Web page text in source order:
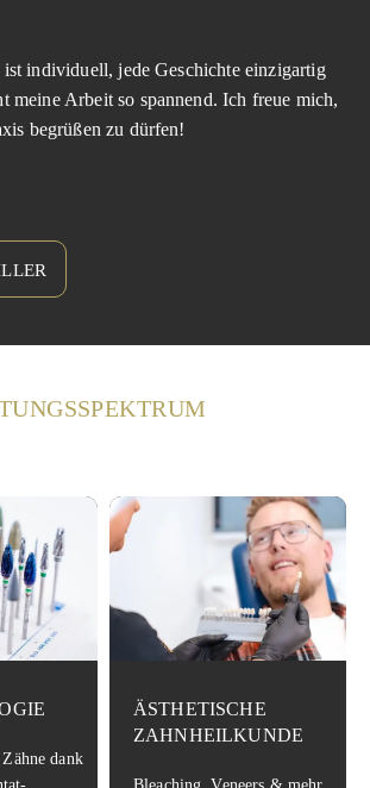
ist individuell, jede Geschichte einzigartig
meine Arbeit so spannend. Ich freue mich,
begrüßen zu dürfen!
dank
ÄSTHETISCHE
ZAHNHEILKUNDE